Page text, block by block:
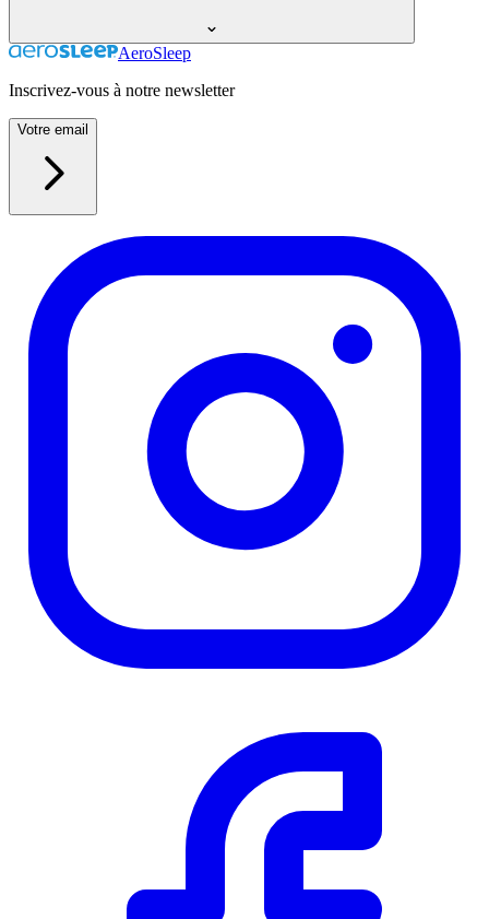
AeroSleep
Inscrivez-vous à notre newsletter
Votre email